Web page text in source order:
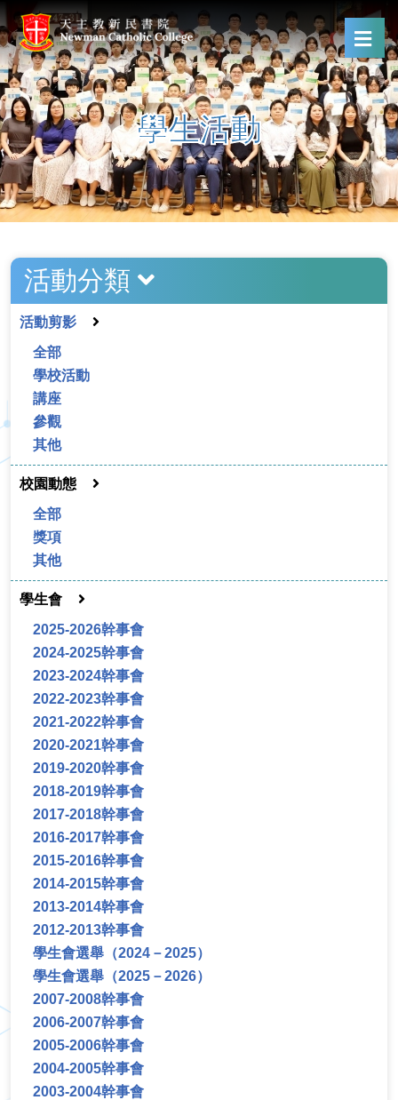
學生活動
活動分類
活動剪影
全部
學校活動
講座
參觀
其他
校園動態
全部
獎項
其他
學生會
2025-2026幹事會
2024-2025幹事會
2023-2024幹事會
2022-2023幹事會
2021-2022幹事會
2020-2021幹事會
2019-2020幹事會
2018-2019幹事會
2017-2018幹事會
2016-2017幹事會
2015-2016幹事會
2014-2015幹事會
2013-2014幹事會
2012-2013幹事會
學生會選舉（2024－2025）
學生會選舉（2025－2026）
2007-2008幹事會
2006-2007幹事會
2005-2006幹事會
2004-2005幹事會
2003-2004幹事會